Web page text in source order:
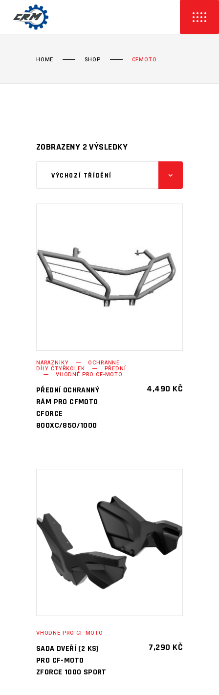
HOME SHOP CFMOTO
ZOBRAZENY 2 VÝSLEDKY
VÝCHOZÍ TŘÍDĚNÍ
PŘIDAT DO KOŠÍKU
NÁRAZNÍKY OCHRANNÉ
DÍLY ČTYŘKOLEK PŘEDNÍ
VHODNÉ PRO CF-MOTO
PŘEDNÍ OCHRANNÝ
RÁM PRO CFMOTO
CFORCE
800XC/850/1000
4,490 KČ
PŘIDAT DO KOŠÍKU
VHODNÉ PRO CF-MOTO
SADA DVEŘÍ (2 KS)
PRO CF-MOTO
ZFORCE 1000 SPORT
7,290 KČ